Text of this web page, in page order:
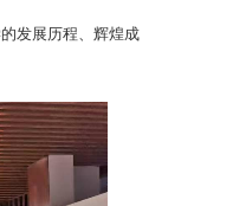
发展历程、辉煌成